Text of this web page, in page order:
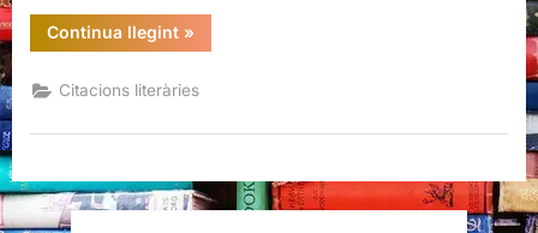
Continua llegint“Citacions
literàries
La
bona
d’ara
Matthew
Quick”
»
Citacions literàries